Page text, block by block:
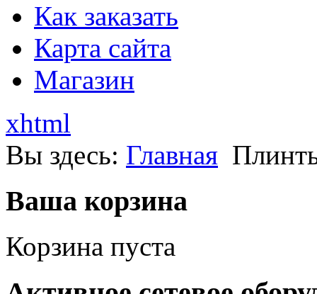
Как заказать
Карта сайта
Магазин
xhtml
Вы здесь: Главная
Ваша корзина
Корзина пуста